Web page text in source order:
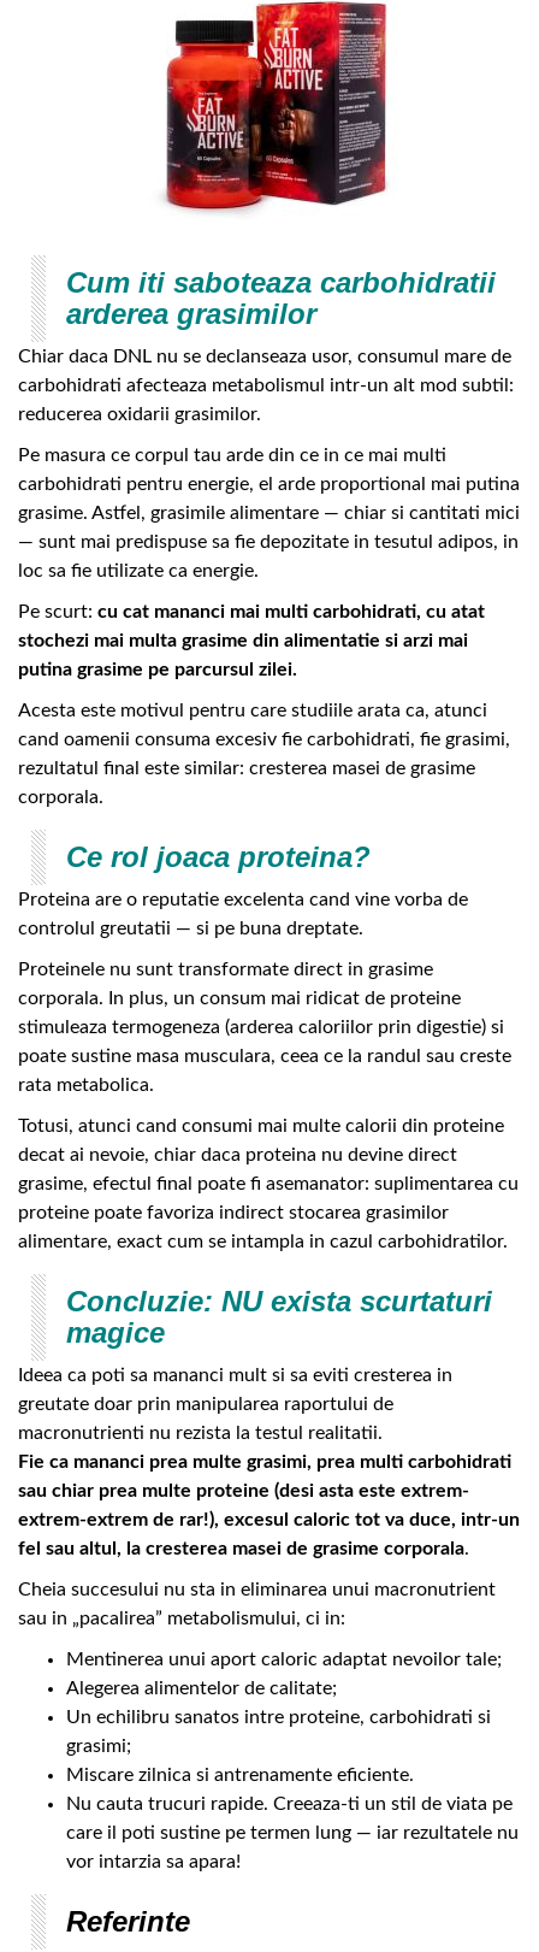
Cum iti saboteaza carbohidratii
arderea grasimilor
Chiar daca DNL nu se declanseaza usor, consumul mare de
carbohidrati afecteaza metabolismul intr-un alt mod subtil:
reducerea oxidarii grasimilor.
Pe masura ce corpul tau arde din ce in ce mai multi
carbohidrati pentru energie, el arde proportional mai putina
grasime. Astfel, grasimile alimentare — chiar si cantitati mici
— sunt mai predispuse sa fie depozitate in tesutul adipos, in
loc sa fie utilizate ca energie.
Pe scurt: cu cat mananci mai multi carbohidrati, cu atat
stochezi mai multa grasime din alimentatie si arzi mai
putina grasime pe parcursul zilei.
Acesta este motivul pentru care studiile arata ca, atunci
cand oamenii consuma excesiv fie carbohidrati, fie grasimi,
rezultatul final este similar: cresterea masei de grasime
corporala.
Ce rol joaca proteina?
Proteina are o reputatie excelenta cand vine vorba de
controlul greutatii — si pe buna dreptate.
Proteinele nu sunt transformate direct in grasime
corporala. In plus, un consum mai ridicat de proteine
stimuleaza termogeneza (arderea caloriilor prin digestie) si
poate sustine masa musculara, ceea ce la randul sau creste
rata metabolica.
Totusi, atunci cand consumi mai multe calorii din proteine
decat ai nevoie, chiar daca proteina nu devine direct
grasime, efectul final poate fi asemanator: suplimentarea cu
proteine poate favoriza indirect stocarea grasimilor
alimentare, exact cum se intampla in cazul carbohidratilor.
Concluzie: NU exista scurtaturi
magice
Ideea ca poti sa mananci mult si sa eviti cresterea in
greutate doar prin manipularea raportului de
macronutrienti nu rezista la testul realitatii.
Fie ca mananci prea multe grasimi, prea multi carbohidrati
sau chiar prea multe proteine (desi asta este extrem-
extrem-extrem de rar!), excesul caloric tot va duce, intr-un
fel sau altul, la cresterea masei de grasime corporala.
Cheia succesului nu sta in eliminarea unui macronutrient
sau in „pacalirea” metabolismului, ci in:
Mentinerea unui aport caloric adaptat nevoilor tale;
Alegerea alimentelor de calitate;
Un echilibru sanatos intre proteine, carbohidrati si
grasimi;
Miscare zilnica si antrenamente eficiente.
Nu cauta trucuri rapide. Creeaza-ti un stil de viata pe
care il poti sustine pe termen lung — iar rezultatele nu
vor intarzia sa apara!
Referinte